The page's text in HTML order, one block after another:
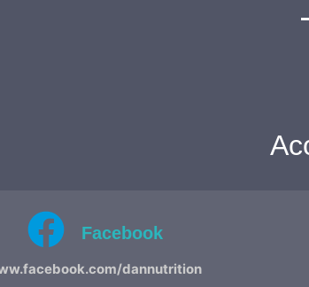
Facebook
dannutrition